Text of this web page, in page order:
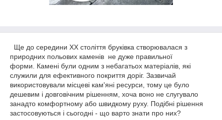
Ще до середини ХХ століття бруківка створювалася з
природних польових каменів не дуже правильної
форми. Камені були одним з небагатьох матеріалів, які
служили для ефективного покриття доріг. Зазвичай
використовували місцеві кам'яні ресурси, тому це було
дешевим і довговічним рішенням, хоча воно не слугувало
занадто комфортному або швидкому руху. Подібні рішення
застосовуються і сьогодні - що варто знати про них?